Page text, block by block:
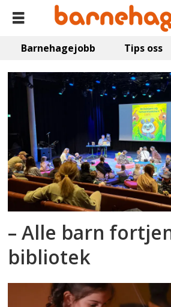
Barnehagejobb Tips oss
Emne:
høytlesing
– Alle barn
bibliotek